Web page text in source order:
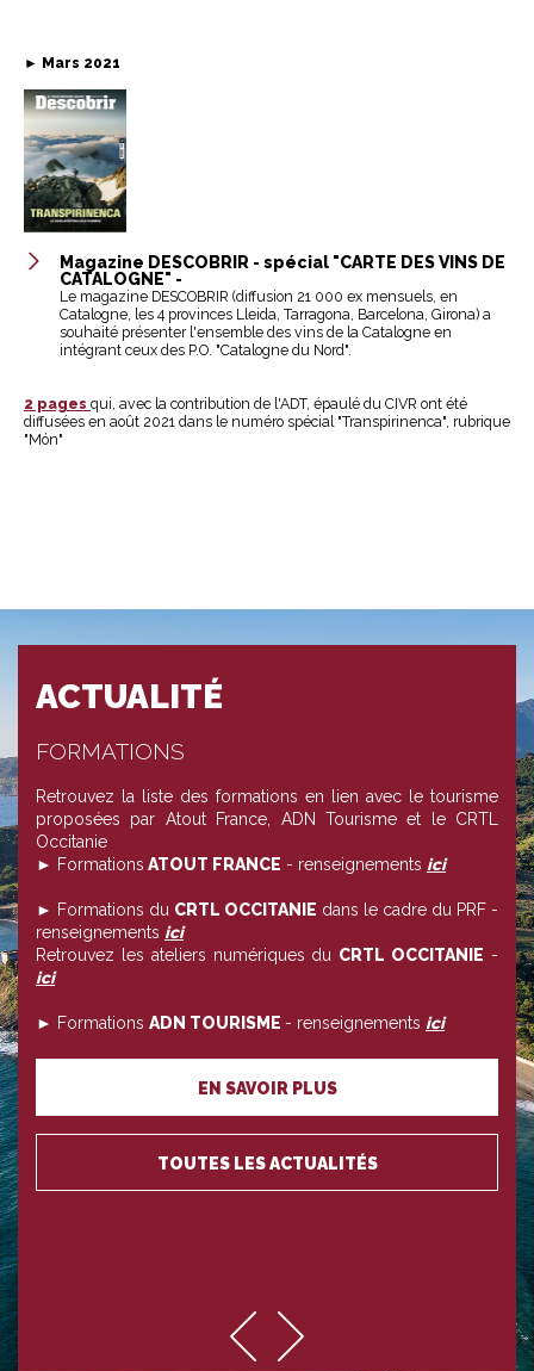
► Mars 2021
Magazine DESCOBRIR - spécial "CARTE DES VINS DE
CATALOGNE" -
Le magazine DESCOBRIR (diffusion 21 000 ex mensuels, en
Catalogne, les 4 provinces Lleida, Tarragona, Barcelona, Girona) a
souhaité présenter l'ensemble des vins de la Catalogne en
intégrant ceux des P.O. "Catalogne du Nord".
2 pages qui, avec la contribution de l'ADT, épaulé du CIVR ont été
diffusées en août 2021 dans le numéro spécial "Transpirinenca", rubrique
"Món"
ACTUALITÉ
FORMATIONS
Retrouvez la liste des formations en lien avec le tourisme
proposées par Atout France, ADN Tourisme et le CRTL
Occitanie
► Formations ATOUT FRANCE - renseignements ici
► Formations du CRTL OCCITANIE dans le cadre du PRF -
renseignements ici
Retrouvez les ateliers numériques du CRTL OCCITANIE -
ici
► Formations ADN TOURISME - renseignements ici
EN SAVOIR PLUS
TOUTES LES ACTUALITÉS